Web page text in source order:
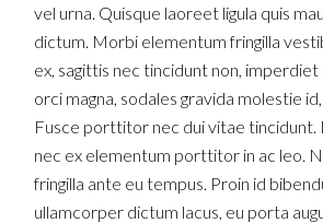
vel urna. Quisque laoreet ligula quis
dictum. Morbi elementum fringilla
ex, sagittis nec tincidunt non, imperdiet
orci magna, sodales gravida molestie
Fusce porttitor nec dui vitae tincidunt.
nec ex elementum porttitor in ac leo.
fringilla ante eu tempus. Proin id
ullamcorper dictum lacus, eu porta